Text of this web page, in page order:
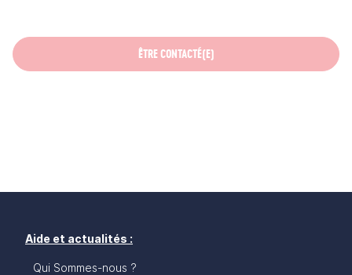
ÊTRE CONTACTÉ(E)
Aide et actualités :
Qui Sommes-nous ?